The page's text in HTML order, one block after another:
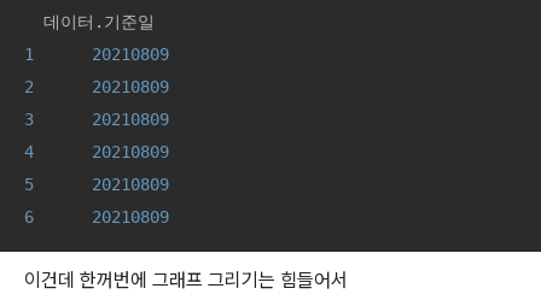
1
20210809
2
20210809
3
20210809
4
20210809
5
20210809
6
20210809
이건데 한꺼번에 그래프 그리기는 힘들어서